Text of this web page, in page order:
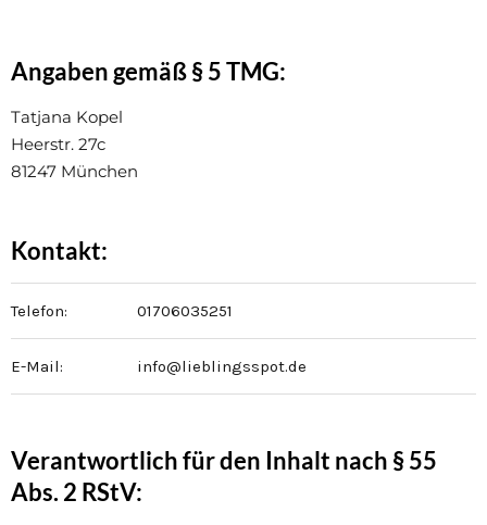
Angaben gemäß § 5 TMG:
Tatjana Kopel
Heerstr. 27c
81247 München
Kontakt:
Telefon: 01706035251
E-Mail: info@lieblingsspot.de
Verantwortlich für den Inhalt nach § 55
Abs. 2 RStV: